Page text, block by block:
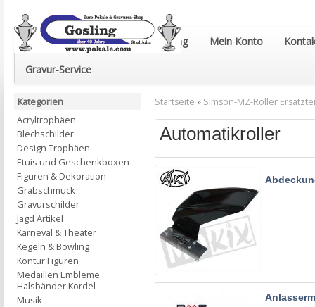
Euro-Pokale & Gravur-Shop Gosling Mein Konto
Gravur-Service
Startseite » Simson-MZ-Roller
Automatikroller
Kategorien
Acryltrophäen
Blechschilder
Design Trophäen
Etuis und Geschenkboxen
Figuren & Dekoration
Grabschmuck
Gravurschilder
Jagd Artikel
Karneval & Theater
Kegeln & Bowling
Kontur Figuren
Medaillen Embleme
Halsbänder Kordel
Musik